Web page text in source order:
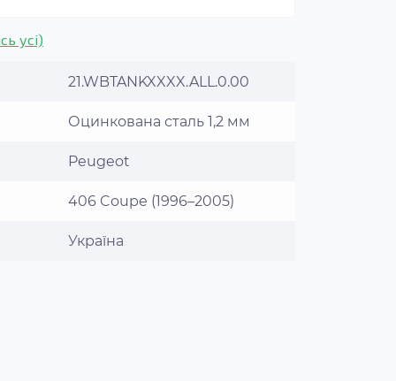
усі)
21.WBTANKXXXX.ALL.0.00
Оцинкована сталь 1,2 мм
Peugeot
406 Coupe (1996–2005)
Україна